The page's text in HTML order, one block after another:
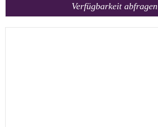
Verfügbarkeit abfragen